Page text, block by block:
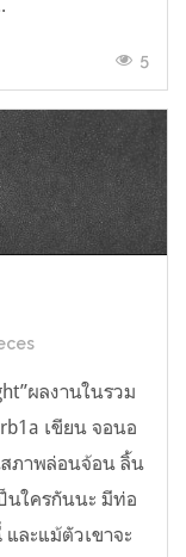
5
ผลงานในรวม
เขียน จอนอ
สภาพล่อนจ้อน ลิ้น
นใครกันนะ มีท่อ
ละแม้ตัวเขาจะ